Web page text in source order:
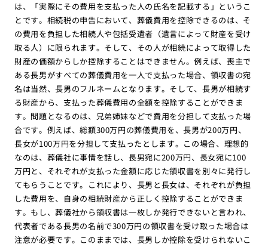
は、「実際にその費用を支払った人の氏名を記載する」というこ
とです。相続税の申告において、葬儀費用を控除できるのは、そ
の費用を負担した相続人や包括受遺者（遺言によって財産を受け
取る人）に限られます。そして、その人が相続によって取得した
財産の価額からしか控除することはできません。例えば、喪主で
ある長男がすべての葬儀費用を一人で支払った場合、領収書の宛
名は当然、長男のフルネームとなります。そして、長男が相続す
る財産から、支払った葬儀費用の全額を控除することができま
す。問題となるのは、兄弟姉妹などで費用を分担して支払った場
合です。例えば、総額300万円の葬儀費用を、長男が200万円、
長女が100万円を分担して支払ったとします。この場合、理想的
なのは、葬儀社に事情を話し、長男宛に200万円、長女宛に100
万円と、それぞれが支払った金額に応じた領収書を別々に発行し
てもらうことです。これにより、長男と長女は、それぞれが負担
した費用を、自身の相続財産から正しく控除することができま
す。もし、葬儀社から領収書は一枚しか発行できないと言われ、
代表者である長男の名前で300万円の領収書を受け取った場合は
注意が必要です。このままでは、長男しか控除を受けられないこ